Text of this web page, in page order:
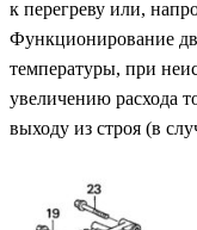
к перегреву или,
Функционирование
температуры, при
увеличению расхода
выходу из строя (в